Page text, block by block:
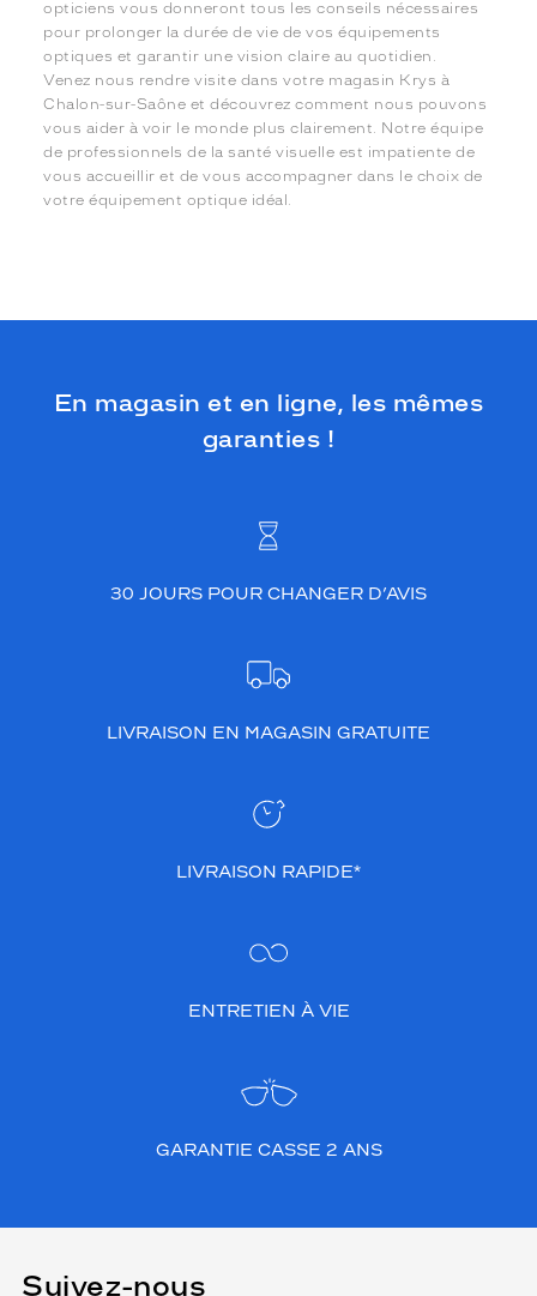
opticiens vous donneront tous les conseils nécessaires
pour prolonger la durée de vie de vos équipements
optiques et garantir une vision claire au quotidien.
Venez nous rendre visite dans votre magasin Krys à
Chalon-sur-Saône et découvrez comment nous pouvons
vous aider à voir le monde plus clairement. Notre équipe
de professionnels de la santé visuelle est impatiente de
vous accueillir et de vous accompagner dans le choix de
votre équipement optique idéal.
En magasin et en ligne, les mêmes
garanties !
30 JOURS POUR CHANGER D’AVIS
LIVRAISON EN MAGASIN GRATUITE
LIVRAISON RAPIDE*
ENTRETIEN À VIE
GARANTIE CASSE 2 ANS
Suivez-nous